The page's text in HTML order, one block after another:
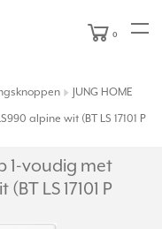
0
JUNG HOME
alpine wit (BT LS 17101 P
1-voudig met
LS 17101 P